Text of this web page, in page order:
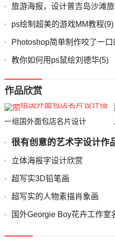
旅游海报，设计普吉岛沙滩
ps绘制超美的游戏MM教程(9)
Photoshop简单制作咬了一
教你如何用ps鼠绘刘德华(5)
作品欣赏
一组国外面包店名片设计
很有创意的艺术字设计作
立体海报字设计欣赏
超写实3D铅笔画
超写实的人物素描肖象画
国外Georgie Boy花卉工作室